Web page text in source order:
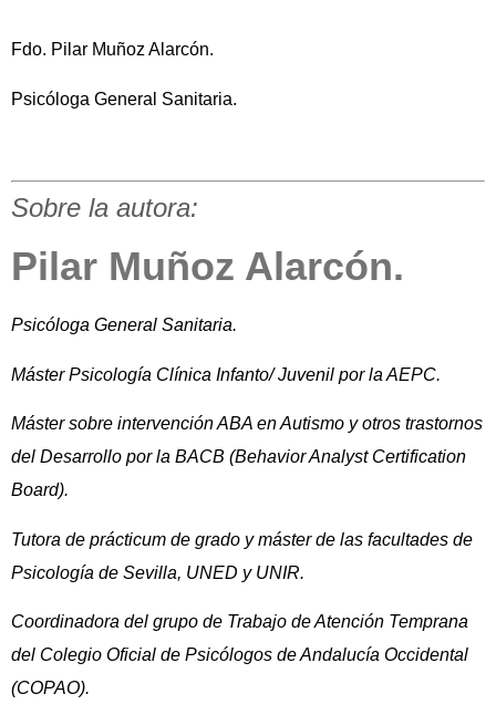
Fdo. Pilar Muñoz Alarcón.
Psicóloga General Sanitaria.
Sobre la autora:
Pilar Muñoz Alarcón.
Psicóloga General Sanitaria.
Máster Psicología Clínica Infanto/ Juvenil por la AEPC.
Máster sobre intervención ABA en Autismo y otros trastornos
del Desarrollo por la BACB (Behavior Analyst Certification
Board).
Tutora de prácticum de grado y máster de las facultades de
Psicología de Sevilla, UNED y UNIR.
Coordinadora del grupo de Trabajo de Atención Temprana
del Colegio Oficial de Psicólogos de Andalucía Occidental
(COPAO).